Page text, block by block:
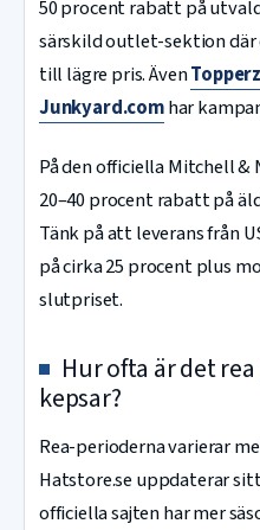
50 procent rabatt på
särskild outlet-sektion
till lägre pris. Även
Junkyard.comhar
På den officiella Mitchell &
20–40 procent rabatt på
Tänk på att leverans från
på cirka 25 procent plus
slutpriset.
Hur ofta är det
kepsar?
Rea-perioderna varierar
Hatstore.se uppdaterar
officiella sajten har mer